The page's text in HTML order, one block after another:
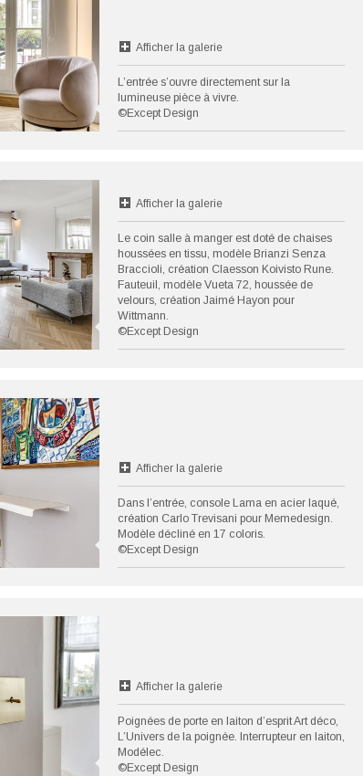
Afficher la galerie
L’entrée s’ouvre directement sur la
lumineuse pièce à vivre.
©Except Design
Afficher la galerie
Le coin salle à manger est doté de chaises
houssées en tissu, modèle Brianzi Senza
Braccioli, création Claesson Koivisto Rune.
Fauteuil, modèle Vueta 72, houssée de
velours, création Jaimé Hayon pour
Wittmann.
©Except Design
Afficher la galerie
Dans l’entrée, console Lama en acier laqué,
création Carlo Trevisani pour Memedesign.
Modèle décliné en 17 coloris.
©Except Design
Afficher la galerie
Poignées de porte en laiton d’esprit Art déco,
L’Univers de la poignée. Interrupteur en laiton,
Modélec.
©Except Design